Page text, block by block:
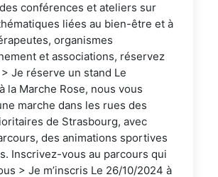
conférences et ateliers sur
liées au bien-être et à
organismes
et associations, réservez
Je réserve un stand Le
la Marche Rose, nous vous
marche dans les rues des
de Strasbourg, avec
des animations sportives
Inscrivez-vous au parcours qui
> Je m’inscris Le 26/10/2024 à